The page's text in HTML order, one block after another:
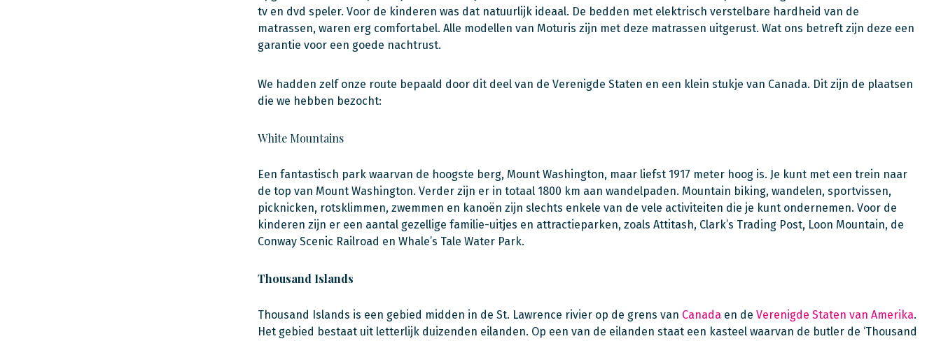
tv en dvd speler. Voor de kinderen was dat natuurlijk ideaal. De bedden met elektrisch verstelbare hardheid van de
matrassen, waren erg comfortabel. Alle modellen van Moturis zijn met deze matrassen uitgerust. Wat ons betreft zijn deze een
garantie voor een goede nachtrust.
We hadden zelf onze route bepaald door dit deel van de Verenigde Staten en een klein stukje van Canada. Dit zijn de plaatsen
die we hebben bezocht:
White Mountains
Een fantastisch park waarvan de hoogste berg, Mount Washington, maar liefst 1917 meter hoog is. Je kunt met een trein naar
de top van Mount Washington. Verder zijn er in totaal 1800 km aan wandelpaden. Mountain biking, wandelen, sportvissen,
picknicken, rotsklimmen, zwemmen en kanoën zijn slechts enkele van de vele activiteiten die je kunt ondernemen. Voor de
kinderen zijn er een aantal gezellige familie-uitjes en attractieparken, zoals Attitash, Clark’s Trading Post, Loon Mountain, de
Conway Scenic Railroad en Whale’s Tale Water Park.
Thousand Islands
Thousand Islands is een gebied midden in de St. Lawrence rivier op de grens van Canada en de Verenigde Staten van Amerika.
Het gebied bestaat uit letterlijk duizenden eilanden. Op een van de eilanden staat een kasteel waarvan de butler de ‘Thousand